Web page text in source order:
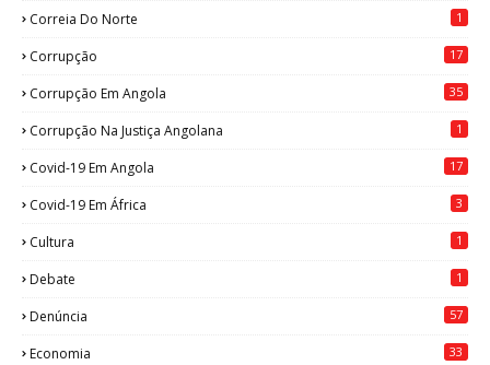
Correia Do Norte 1
Corrupção 17
Corrupção Em Angola 35
Corrupção Na Justiça Angolana 1
Covid-19 Em Angola 17
Covid-19 Em África 3
Cultura 1
Debate 1
Denúncia 57
Economia 33